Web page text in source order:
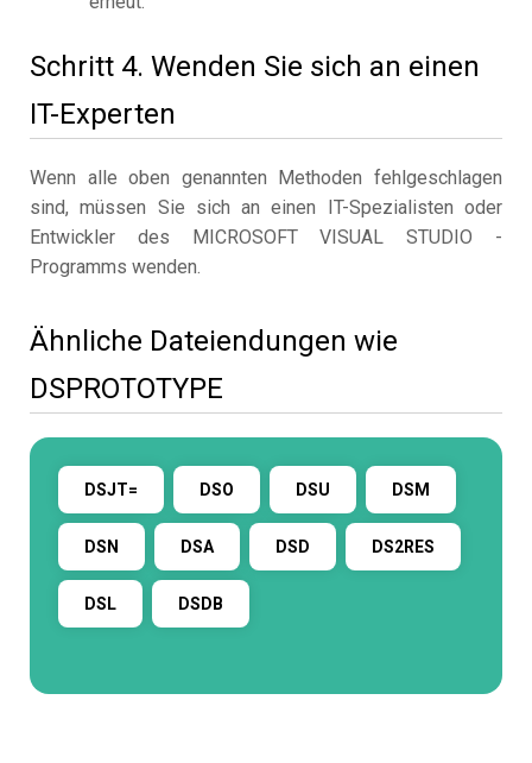
Schritt 4. Wenden Sie sich an einen
IT-Experten
Wenn alle oben genannten Methoden fehlgeschlagen
sind, müssen Sie sich an einen IT-Spezialisten oder
Entwickler des MICROSOFT VISUAL STUDIO -
Programms wenden.
Ähnliche Dateiendungen wie
DSPROTOTYPE
DSJT= DSO DSU DSM
DSN DSA DSD DS2RES
DSL DSDB